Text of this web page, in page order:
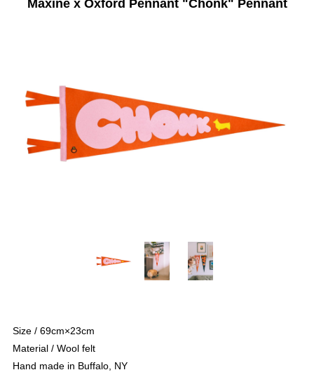
Maxine x Oxford Pennant "Chonk" Pennant
Size / 69cm×23cm
Material / Wool felt
Hand made in Buffalo, NY